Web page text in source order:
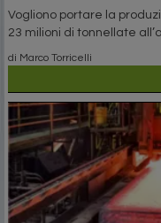
Vogliono portare la
23 milioni di tonnellate
di Marco Torricelli